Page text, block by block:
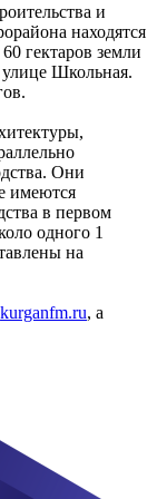
и
находятся
гектаров земли
Школьная.
Они
имеются
в первом
одного 1
на
kurganfm.ru, а